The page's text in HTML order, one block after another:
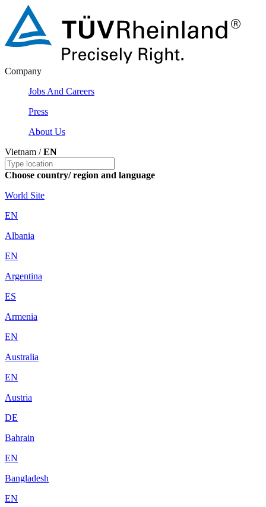
Company
Jobs And Careers
Press
About Us
Vietnam /EN
Choose country/ region and language
World Site
EN
Albania
EN
Argentina
ES
Armenia
EN
Australia
EN
Austria
DE
Bahrain
EN
Bangladesh
EN